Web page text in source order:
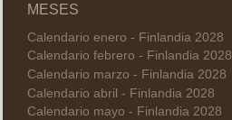
MESES
Calendario enero - Finlandia 2028
Calendario febrero - Finlandia 2028
Calendario marzo - Finlandia 2028
Calendario abril - Finlandia 2028
Calendario mayo - Finlandia 2028